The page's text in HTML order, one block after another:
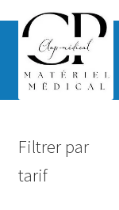
Hygiène
Filtrer par
tarif